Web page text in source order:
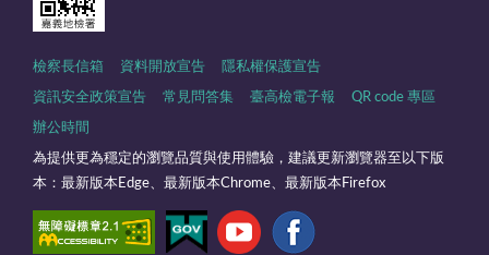
檢察長信箱 資料開放宣告 隱私權保護宣告
資訊安全政策宣告 常見問答集 臺高檢電子報 QR code 專區
辦公時間
為提供更為穩定的瀏覽品質與使用體驗，建議更新瀏覽器至以下版
本：最新版本Edge、最新版本Chrome、最新版本Firefox